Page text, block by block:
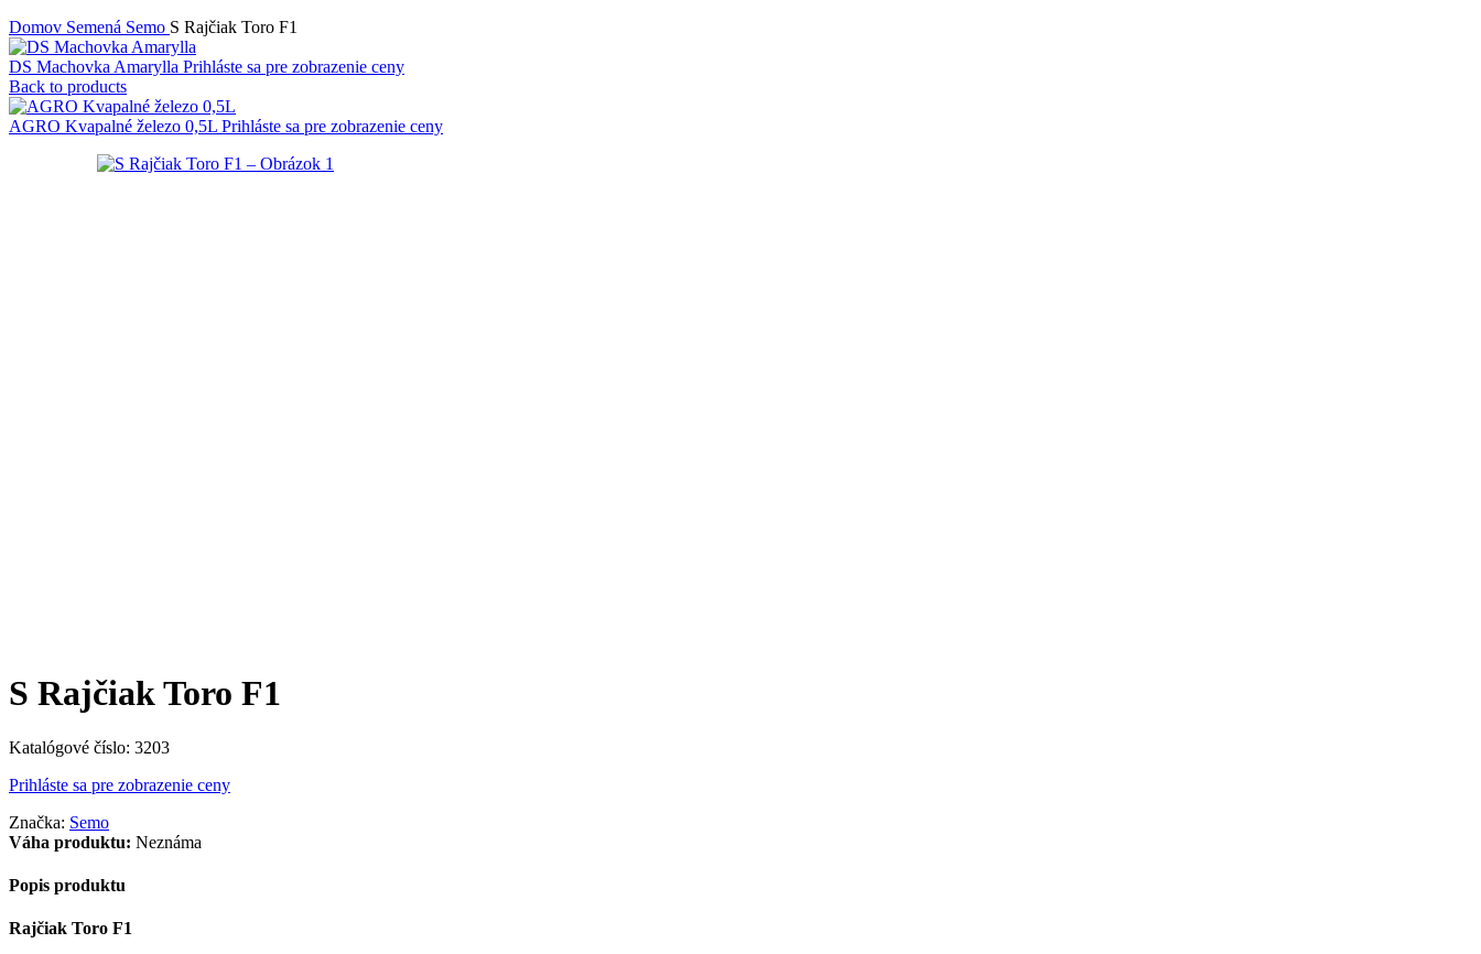
Domov Semená Semo S Rajčiak Toro F1
DS Machovka Amarylla Prihláste sa pre zobrazenie ceny
Back to products
AGRO Kvapalné železo 0,5L Prihláste sa pre zobrazenie ceny
S Rajčiak Toro F1
Katalógové číslo: 3203
Prihláste sa pre zobrazenie ceny
Značka: Semo
Váha produktu: Neznáma
Popis produktu
Rajčiak Toro F1